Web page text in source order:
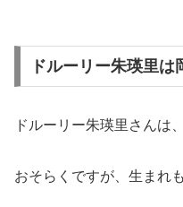
ドルーリー朱瑛里は
ドルーリー朱瑛里さんは
おそらくですが、生まれ